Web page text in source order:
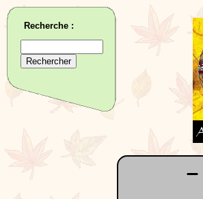
Recherche :